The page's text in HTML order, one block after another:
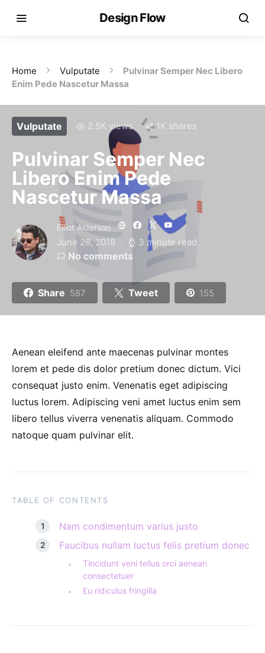
Design Flow
Home Vulputate
Pulvinar Semper Nec Libero
Enim Pede Nascetur Massa
Vulputate 2.5K views 1K shares
Pulvinar Semper Nec
Libero Enim Pede
Nascetur Massa
Elliot Alderson
June 28, 2018 3 minute read
No comments
Share 587 Tweet 155
Aenean eleifend ante maecenas pulvinar montes
lorem et pede dis dolor pretium donec dictum. Vici
consequat justo enim. Venenatis eget adipiscing
luctus lorem. Adipiscing veni amet luctus enim sem
libero tellus viverra venenatis aliquam. Commodo
natoque quam pulvinar elit.
TABLE OF CONTENTS
Nam condimentum varius justo
Faucibus nullam luctus felis pretium donec
Tincidunt veni tellus orci aenean
consectetuer
Eu ridiculus fringilla